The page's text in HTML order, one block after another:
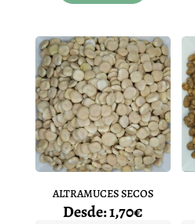
variantes.
Las
opciones
se
pueden
elegir
en
la
de
ALTRAMUCES SECOS
Desde:1,70€